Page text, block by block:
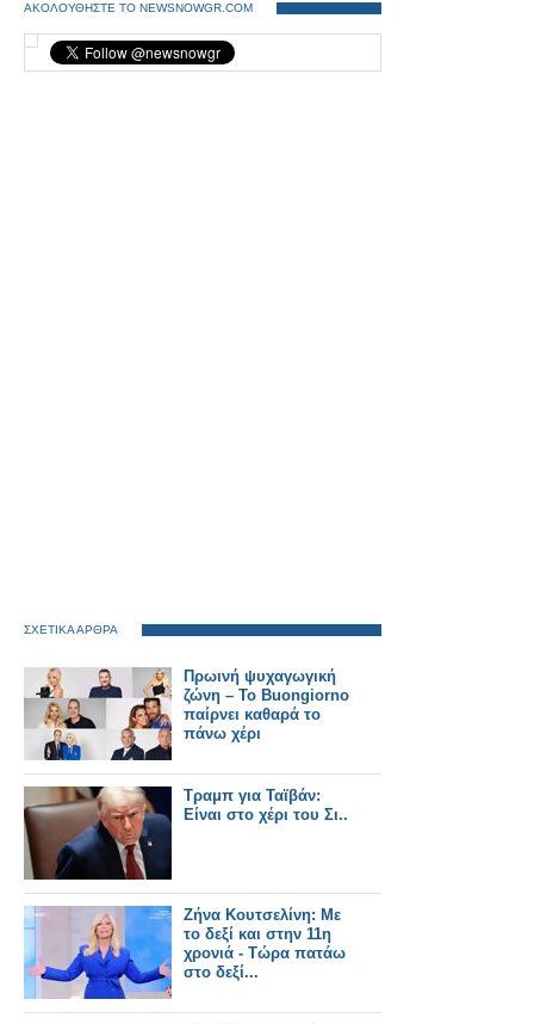
ΑΚΟΛΟΥΘΗΣΤΕ ΤΟ NEWSNOWGR.COM
ΣΧΕΤΙΚΑ ΑΡΘΡΑ
Πρωινή ψυχαγωγική
ζώνη – Το Buongiorno
παίρνει καθαρά το
πάνω χέρι
Τραμπ για Ταϊβάν:
Είναι στο χέρι του Σι..
Ζήνα Κουτσελίνη: Με
το δεξί και στην 11η
χρονιά - Τώρα πατάω
στο δεξί...